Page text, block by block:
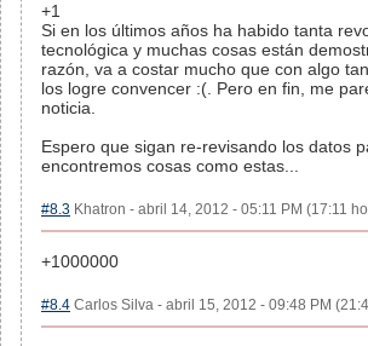
+1
Si en los últimos años ha habido tanta
tecnológica y muchas cosas están
razón, va a costar mucho que con algo
los logre convencer :(. Pero en fin, me
noticia.
Espero que sigan re-revisando los datos
encontremos cosas como estas...
#8.3 Khatron - abril 14, 2012 - 05:11 PM (17:11
+1000000
#8.4 Carlos Silva - abril 15, 2012 - 09:48 PM